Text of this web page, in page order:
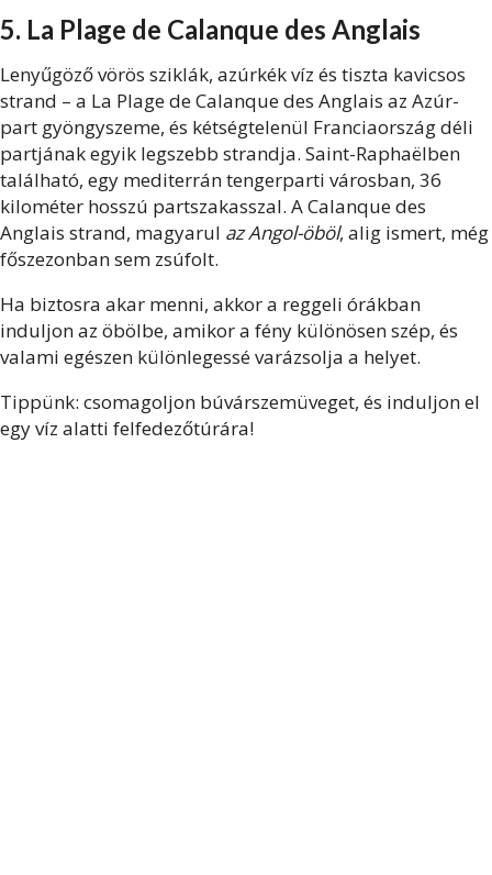
5. La Plage de Calanque des Anglais
Lenyűgöző vörös sziklák, azúrkék víz és tiszta kavicsos
strand – a La Plage de Calanque des Anglais az Azúr-
part gyöngyszeme, és kétségtelenül Franciaország déli
partjának egyik legszebb strandja. Saint-Raphaëlben
található, egy mediterrán tengerparti városban, 36
kilométer hosszú partszakasszal. A Calanque des
Anglais strand, magyarul az Angol-öböl, alig ismert, még
főszezonban sem zsúfolt.
Ha biztosra akar menni, akkor a reggeli órákban
induljon az öbölbe, amikor a fény különösen szép, és
valami egészen különlegessé varázsolja a helyet.
Tippünk: csomagoljon búvárszemüveget, és induljon el
egy víz alatti felfedezőtúrára!